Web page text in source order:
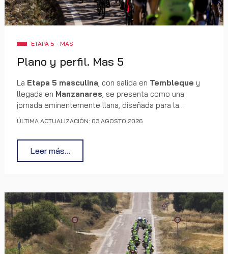
ETAPA 5 - MAS
Plano y perfil. Mas 5
La Etapa 5 masculina, con salida en Tembleque y
llegada en Manzanares, se presenta como una
jornada eminentemente llana, diseñada para la
velocidad y el control táctico de los equipos más
atraviesa diez poblaciones y un territorio donde las
largas rectas y la exposición al viento pueden
convertirse en factores decisivos. El mapa y el perfil
anticipa una resolución marcada por la colocación y la
capacidad de mantener la tensión competitiva hasta la
meta enManzanares.
ÚLTIMA ACTUALIZACIÓN: 03 AGOSTO 2026
Leer más…